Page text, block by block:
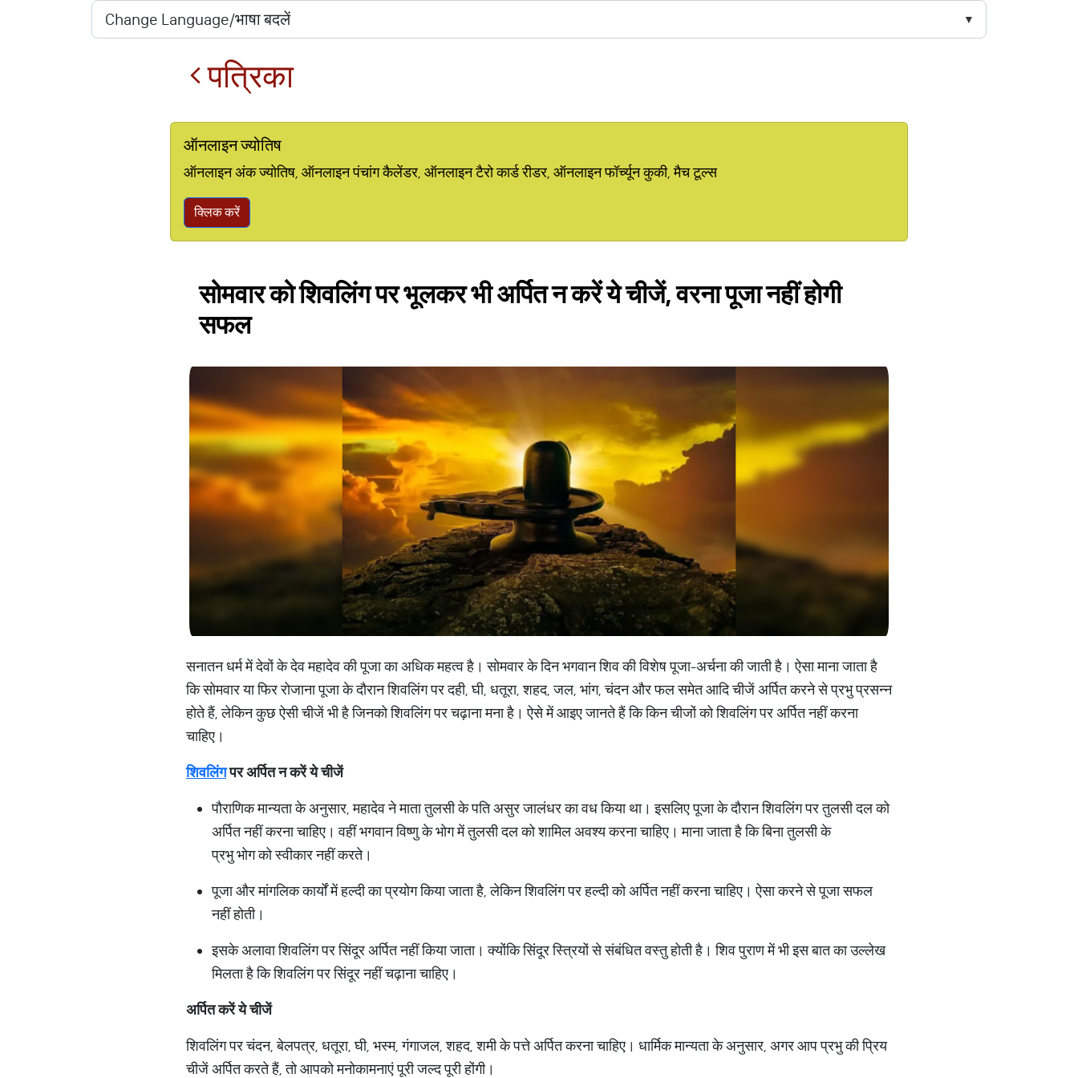
पत्रिका
ऑनलाइन ज्योतिष
ऑनलाइन अंक ज्योतिष, ऑनलाइन पंचांग कैलेंडर, ऑनलाइन टैरो कार्ड रीडर, ऑनलाइन फॉर्च्यून कुकी, मैच टूल्स
क्लिक करें
सोमवार को शिवलिंग पर भूलकर भी अर्पित न करें ये चीजें, वरना पूजा नहीं होगी
सफल
सनातन धर्म में देवों के देव महादेव की पूजा का अधिक महत्व है। सोमवार के दिन भगवान शिव की विशेष पूजा-अर्चना की जाती है। ऐसा माना जाता है
कि सोमवार या फिर रोजाना पूजा के दौरान शिवलिंग पर दही, घी, धतूरा, शहद, जल, भांग, चंदन और फल समेत आदि चीजें अर्पित करने से प्रभु प्रसन्न
होते हैं, लेकिन कुछ ऐसी चीजें भी है जिनको शिवलिंग पर चढ़ाना मना है। ऐसे में आइए जानते हैं कि किन चीजों को शिवलिंग पर अर्पित नहीं करना
चाहिए।
शिवलिंगपरअर्पितनकरेंयेचीजें
पौराणिक मान्यता के अनुसार, महादेव ने माता तुलसी के पति असुर जालंधर का वध किया था। इसलिए पूजा के दौरान शिवलिंग पर तुलसी दल को
अर्पित नहीं करना चाहिए। वहीं भगवान विष्णु के भोग में तुलसी दल को शामिल अवश्य करना चाहिए। माना जाता है कि बिना तुलसी के
प्रभु भोग को स्वीकार नहीं करते।
पूजा और मांगलिक कार्यों में हल्दी का प्रयोग किया जाता है, लेकिन शिवलिंग पर हल्दी को अर्पित नहीं करना चाहिए। ऐसा करने से पूजा सफल
नहीं होती।
इसके अलावा शिवलिंग पर सिंदूर अर्पित नहीं किया जाता। क्योंकि सिंदूर स्त्रियों से संबंधित वस्तु होती है। शिव पुराण में भी इस बात का उल्लेख
मिलता है कि शिवलिंग पर सिंदूर नहीं चढ़ाना चाहिए।
अर्पितकरेंयेचीजें
शिवलिंग पर चंदन, बेलपत्र, धतूरा, घी, भस्म, गंगाजल, शहद, शमी के पत्ते अर्पित करना चाहिए। धार्मिक मान्यता के अनुसार, अगर आप प्रभु की प्रिय
चीजें अर्पित करते हैं, तो आपको मनोकामनाएं पूरी जल्द पूरी होंगी।